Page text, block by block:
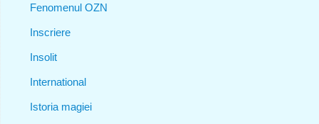
Fenomenul OZN
Inscriere
Insolit
International
Istoria magiei